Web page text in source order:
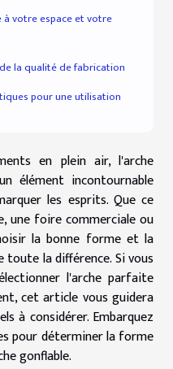
votre espace et votre
la qualité de fabrication
pour une utilisation
en plein air, l'arche
élément incontournable
les esprits. Que ce
une foire commerciale ou
la bonne forme et la
la différence. Si vous
l'arche parfaite
cet article vous guidera
à considérer. Embarquez
pour déterminer la forme
gonflable.